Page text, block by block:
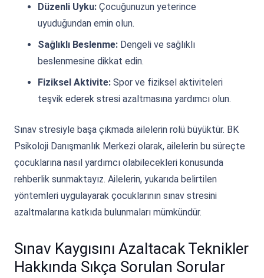
Düzenli Uyku: Çocuğunuzun yeterince
uyuduğundan emin olun.
Sağlıklı Beslenme: Dengeli ve sağlıklı
beslenmesine dikkat edin.
Fiziksel Aktivite: Spor ve fiziksel aktiviteleri
teşvik ederek stresi azaltmasına yardımcı olun.
Sınav stresiyle başa çıkmada ailelerin rolü büyüktür. BK
Psikoloji Danışmanlık Merkezi olarak, ailelerin bu süreçte
çocuklarına nasıl yardımcı olabilecekleri konusunda
rehberlik sunmaktayız. Ailelerin, yukarıda belirtilen
yöntemleri uygulayarak çocuklarının sınav stresini
azaltmalarına katkıda bulunmaları mümkündür.
Sınav Kaygısını Azaltacak Teknikler
Hakkında Sıkça Sorulan Sorular